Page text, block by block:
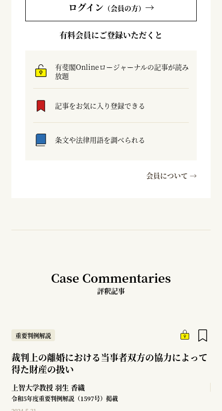
ログイン （会員の方） →
有料会員にご登録いただくと
有斐閣Onlineロージャーナルの記事が読み
放題
記事をお気に入り登録できる
条文や法律用語を調べられる
会員について →
Case Commentaries
評釈記事
重要判例解説
裁判上の離婚における当事者双方の協力によって
得た財産の扱い
上智大学教授 羽生 香織
令和5年度重要判例解説（1597号）掲載